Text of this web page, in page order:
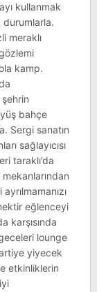
kullanmak
durumlarla.
meraklı
kamp.
bahçe
Sergi sanatın
sağlayıcısı
taraklı’da
eğlenceyi
karşısında
lounge
yiyecek
etkinliklerin